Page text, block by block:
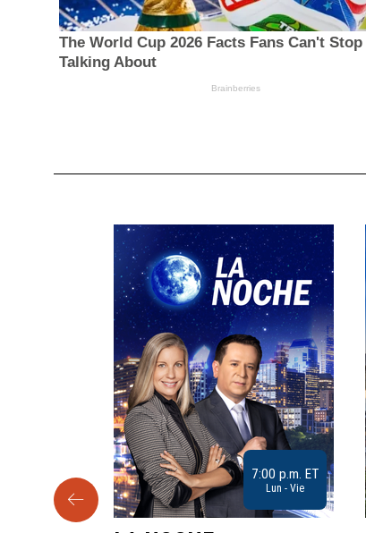
7:00 p.m. ET
Lun - Vie